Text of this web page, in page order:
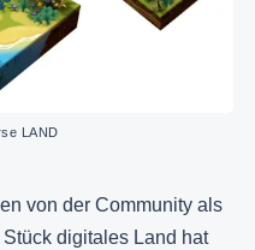
LAND
von der Community als
digitales Land hat